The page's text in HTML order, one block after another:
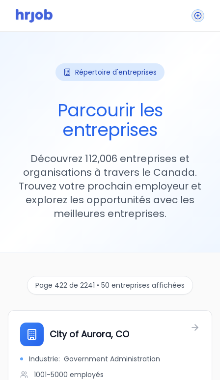
Répertoire d'entreprises
Parcourir les
entreprises
Découvrez 112,006 entreprises et
organisations à travers le Canada.
Trouvez votre prochain employeur et
explorez les opportunités avec les
meilleures entreprises.
Page 422 de 2241 • 50 entreprises affichées
City of Aurora, CO
Industrie: Government Administration
1001-5000 employés